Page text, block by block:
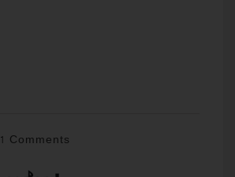
1 Comments